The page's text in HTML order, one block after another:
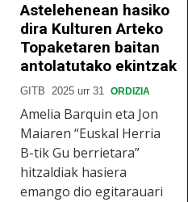
Astelehenean hasiko
dira Kulturen Arteko
Topaketaren baitan
antolatutako ekintzak
GITB 2025 urr 31 ORDIZIA
Amelia Barquin eta Jon
Maiaren “Euskal Herria
B-tik Gu berrietara”
hitzaldiak hasiera
emango dio egitarauari